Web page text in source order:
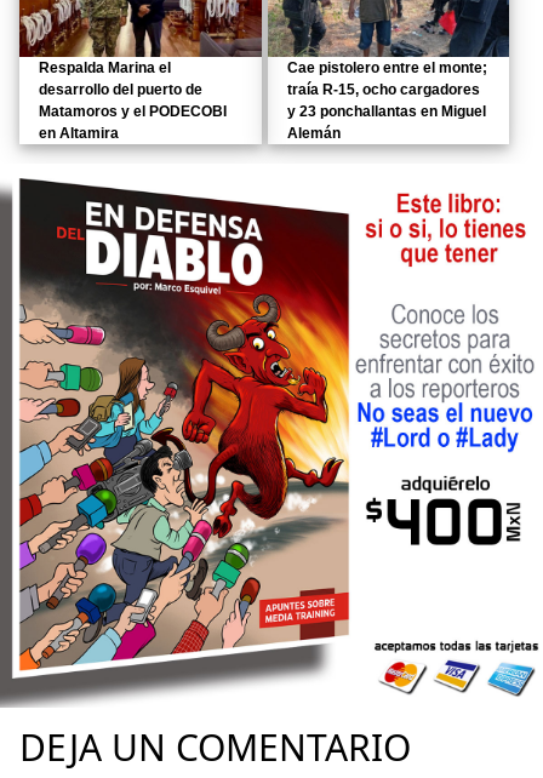
Respalda Marina el
desarrollo del puerto de
Matamoros y el PODECOBI
en Altamira
Cae pistolero entre el monte;
traía R-15, ocho cargadores
y 23 ponchallantas en Miguel
Alemán
DEJA UN COMENTARIO